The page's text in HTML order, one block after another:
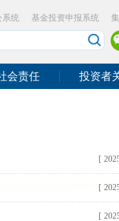
系统 基金投资申报系统
会责任 投资者
[
[
[